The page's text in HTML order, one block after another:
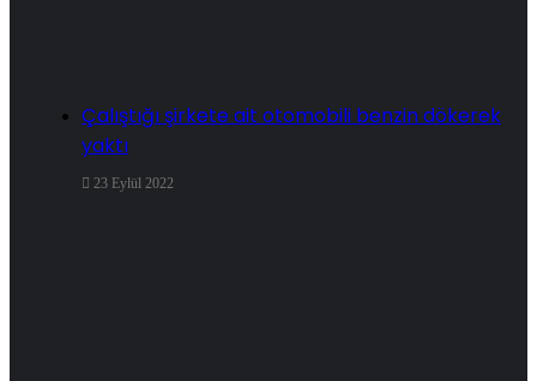
Çalıştığı şirkete ait otomobili benzin dökerek
yaktı
23 Eylül 2022